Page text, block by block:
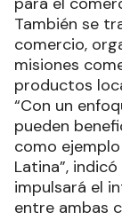
También se
comercio,
misiones
productos
“Con un
pueden
como
Latina”,
impulsará el
entre ambas